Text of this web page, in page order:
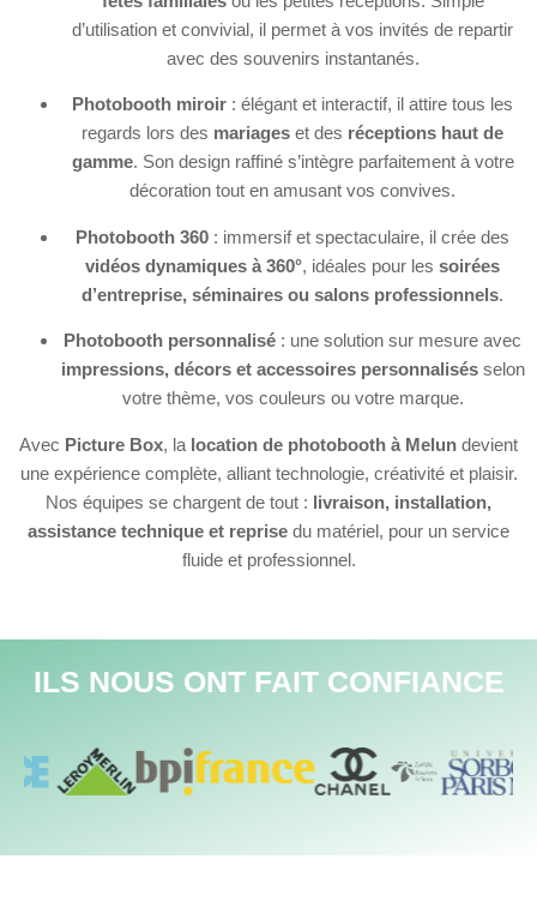
d’utilisation et convivial, il permet à vos invités de repartir
avec des souvenirs instantanés.
Photobooth miroir : élégant et interactif, il attire tous les
regards lors des mariages et des réceptions haut de
gamme. Son design raffiné s’intègre parfaitement à votre
décoration tout en amusant vos convives.
Photobooth 360 : immersif et spectaculaire, il crée des
vidéos dynamiques à 360°, idéales pour les soirées
d’entreprise, séminaires ou salons professionnels.
Photobooth personnalisé : une solution sur mesure avec
impressions, décors et accessoires personnalisésselon
votre thème, vos couleurs ou votre marque.
Avec Picture Box, la location de photobooth à Melun devient
une expérience complète, alliant technologie, créativité et plaisir.
Nos équipes se chargent de tout : livraison, installation,
assistance technique et reprise du matériel, pour un service
fluide et professionnel.
ILS NOUS ONT FAIT CONFIANCE